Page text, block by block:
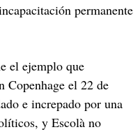
permanente
el ejemplo que
Copenhage el 22 de
e increpado por una
y Escolà no